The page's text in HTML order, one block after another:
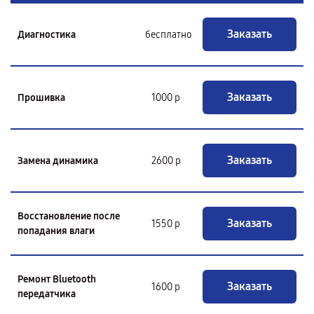
Диагностика бесплатно Заказать
Прошивка 1000 р Заказать
Замена динамика 2600 р Заказать
Восстановление после
попадания влаги
1550 р Заказать
Ремонт Bluetooth
передатчика
1600 р Заказать